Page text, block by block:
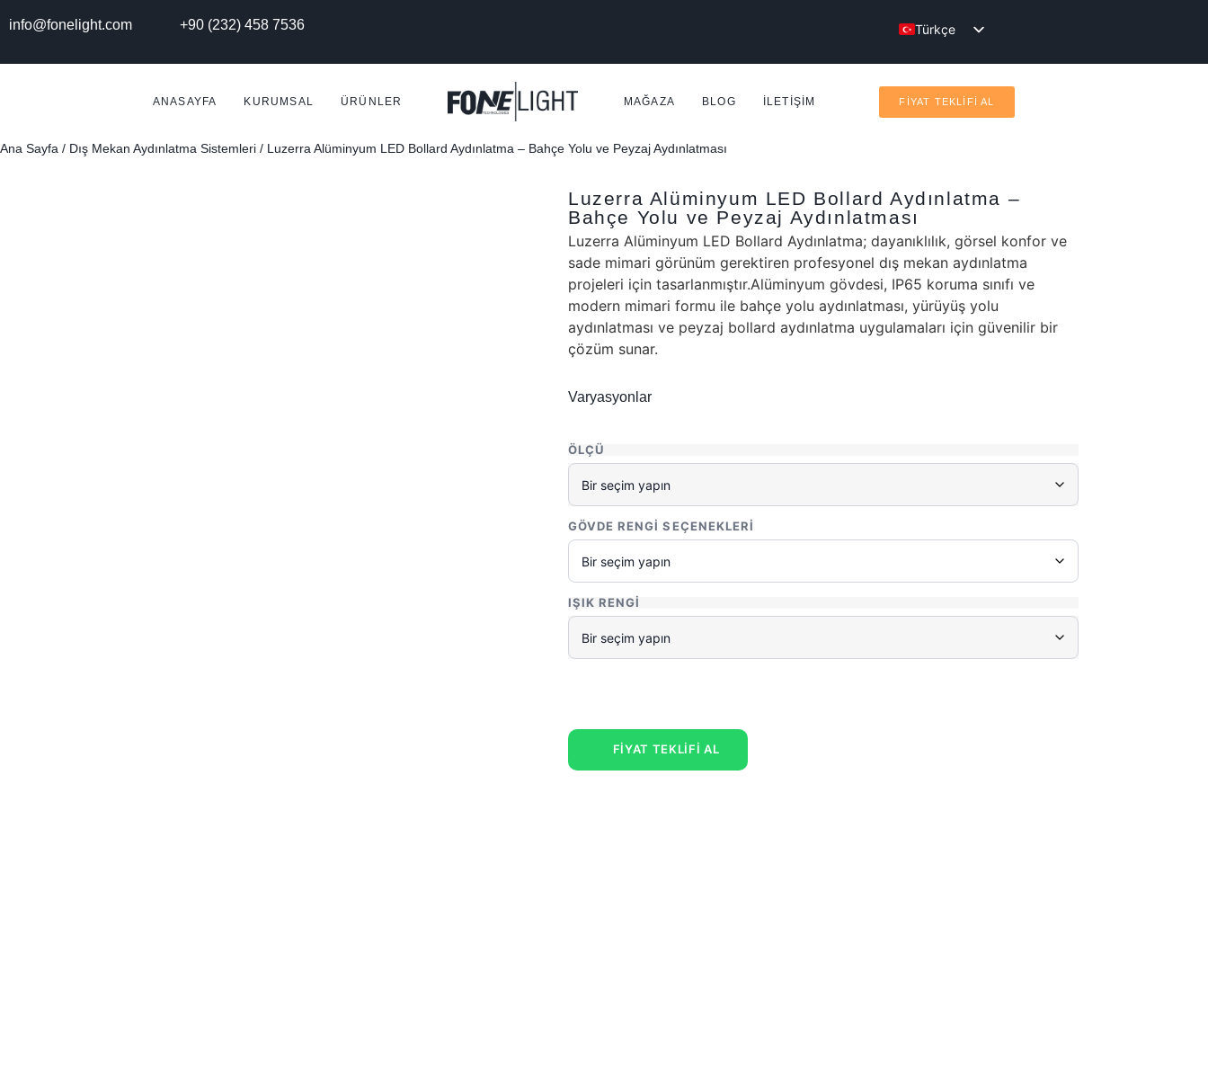
info@fonelight.com +90 (232) 458 7536
Türkçe
ANASAYFA KURUMSAL ÜRÜNLER MAĞAZA BLOG İLETIŞIM FİYAT TEKLİFİ AL
Ana Sayfa / Dış Mekan Aydınlatma Sistemleri / Luzerra Alüminyum LED Bollard Aydınlatma – Bahçe Yolu ve Peyzaj Aydınlatması
Luzerra Alüminyum LED Bollard Aydınlatma –
Bahçe Yolu ve Peyzaj Aydınlatması
Luzerra Alüminyum LED Bollard Aydınlatma; dayanıklılık, görsel konfor ve
sade mimari görünüm gerektiren profesyonel dış mekan aydınlatma
projeleri için tasarlanmıştır.Alüminyum gövdesi, IP65 koruma sınıfı ve
modern mimari formu ile bahçe yolu aydınlatması, yürüyüş yolu
aydınlatması ve peyzaj bollard aydınlatma uygulamaları için güvenilir bir
çözüm sunar.
Varyasyonlar
ÖLÇÜ
GÖVDE RENGI SEÇENEKLERI
IŞIK RENGI
FİYAT TEKLİFİ AL